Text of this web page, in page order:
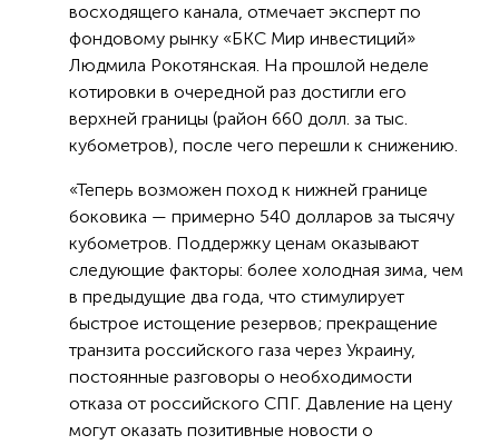
восходящего канала, отмечает эксперт по
фондовому рынку «БКС Мир инвестиций»
Людмила Рокотянская. На прошлой неделе
котировки в очередной раз достигли его
верхней границы (район 660 долл. за тыс.
кубометров), после чего перешли к снижению.
«Теперь возможен поход к нижней границе
боковика — примерно 540 долларов за тысячу
кубометров. Поддержку ценам оказывают
следующие факторы: более холодная зима, чем
в предыдущие два года, что стимулирует
быстрое истощение резервов; прекращение
транзита российского газа через Украину,
постоянные разговоры о необходимости
отказа от российского СПГ. Давление на цену
могут оказать позитивные новости о